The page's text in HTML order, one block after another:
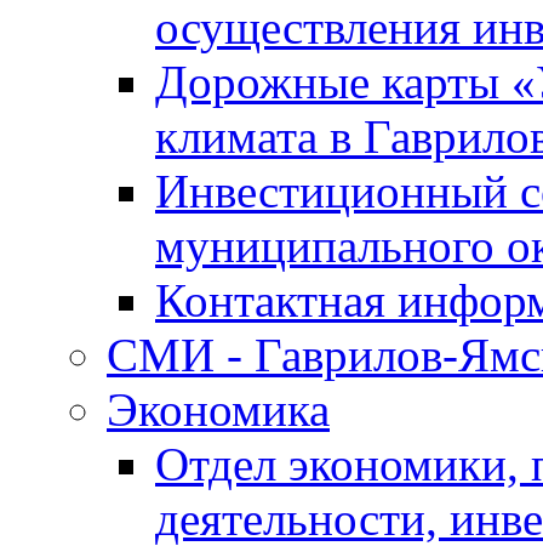
осуществления
Дорожные карты
климата в
Инвестиционный
муниципального
Контактная
СМИ - Гаврилов-
Экономика
Отдел экономики,
деятельности,